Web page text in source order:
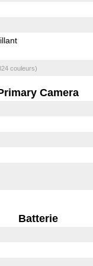
couleurs)
Camera
Batterie